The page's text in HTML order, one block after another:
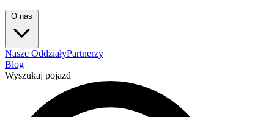
O nas
Nasze OddziałyPartnerzy
Blog
Wyszukaj pojazd